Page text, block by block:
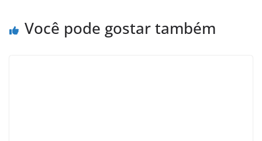
Você pode gostar também